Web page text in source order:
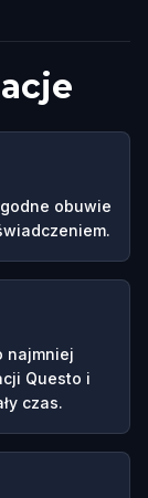
obuwie
najmniej
Questo i
czas.